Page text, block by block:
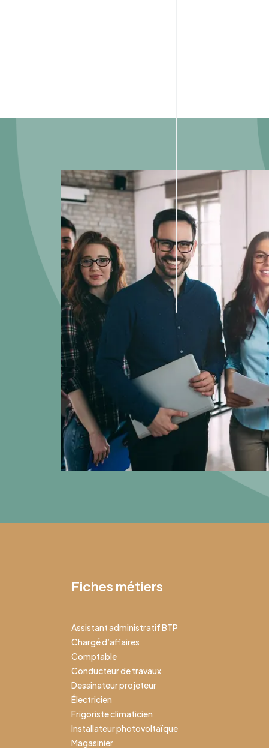
Fiches métiers
Assistant administratif BTP
Chargé d’affaires
Comptable
Conducteur de travaux
Dessinateur projeteur
Électricien
Frigoriste climaticien
Installateur photovoltaïque
Magasinier